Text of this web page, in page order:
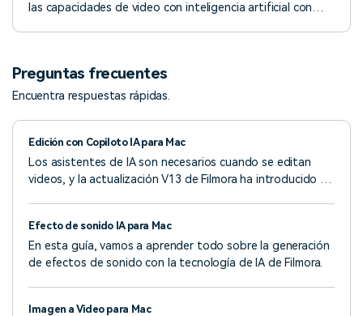
las capacidades de video con inteligencia artificial con
Preguntas frecuentes
Encuentra respuestas rápidas.
Edición con Copiloto IA para Mac
Los asistentes de IA son necesarios cuando se editan
videos, y la actualización V13 de Filmora ha introducido su
Efecto de sonido IA para Mac
En esta guía, vamos a aprender todo sobre la generación
de efectos de sonido con la tecnología de IA de Filmora.
Imagen a Video para Mac